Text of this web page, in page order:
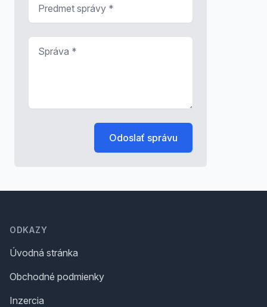
Odoslať správu
ODKAZY
Úvodná stránka
Obchodné podmienky
Inzercia